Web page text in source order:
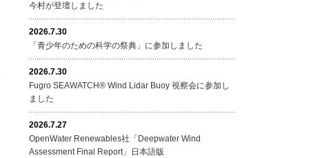
今村が登壇しました
2026.7.30
「青少年のための科学の祭典」に参加しました
2026.7.30
Fugro SEAWATCH® Wind Lidar Buoy 視察会に参加し
ました
2026.7.27
OpenWater Renewables社「Deepwater Wind
Assessment Final Report」日本語版